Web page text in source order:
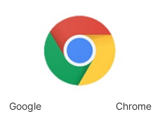
Google Chrome